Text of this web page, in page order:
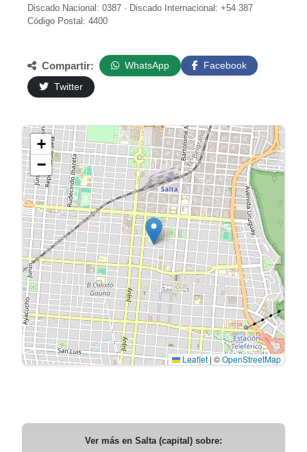
Discado Nacional: 0387 · Discado Internacional: +54 387
Código Postal: 4400
Compartir: WhatsApp
Facebook
Twitter
+
−
Leaflet | ©OpenStreetMap
Ver más en Salta (capital) sobre: